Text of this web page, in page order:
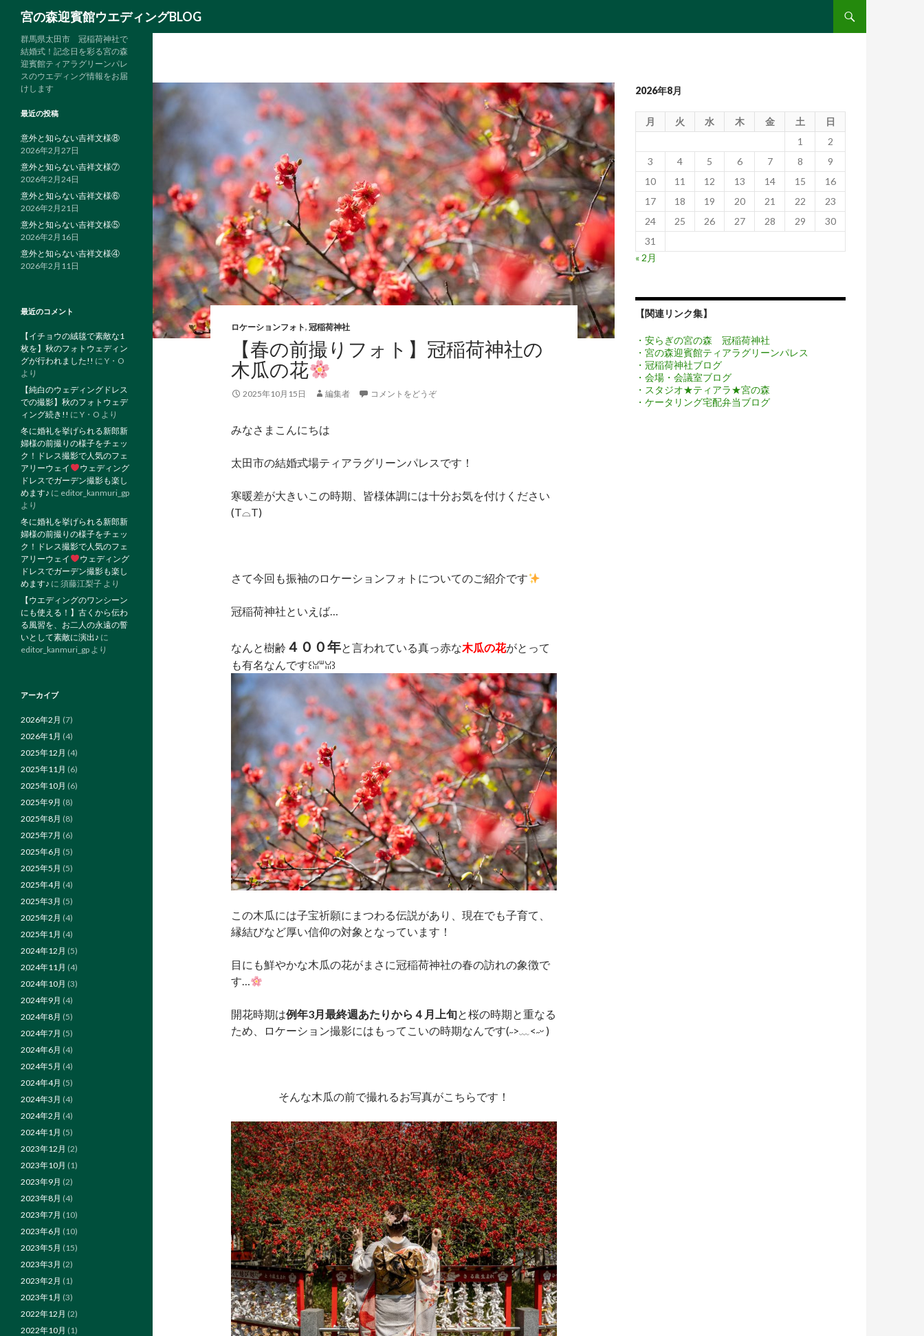
宮の森迎賓館ウエディングBLOG
ロケーションフォト, 冠稲荷神社
【春の前撮りフォト】冠稲荷神社の
木瓜の花
2025年10月15日 編集者 コメントをどうぞ
みなさまこんにちは
太田市の結婚式場ティアラグリーンパレスです！
寒暖差が大きいこの時期、皆様体調には十分お気を付けください
(T⌓T)
さて今回も振袖のロケーションフォトについてのご紹介です
冠稲荷神社といえば…
なんと樹齢 ４００年と言われている真っ赤な木瓜の花がとって
も有名なんです꒰ꈍ⁠ᐜ⁠ꈍ⁠꒱
この木瓜には子宝祈願にまつわる伝説があり、現在でも子育て、
縁結びなど厚い信仰の対象となっています！
目にも鮮やかな木瓜の花がまさに冠稲荷神社の春の訪れの象徴で
す…
開花時期は例年3月最終週あたりから４月上旬と桜の時期と重なる
ため、ロケーション撮影にはもってこいの時期なんです(˶>﹏<˶ᵕ )
そんな木瓜の前で撮れるお写真がこちらです！
2026年8月
月 火 水 木 金 土
日
1
2
3
4 5 6 7 8
9
10
11 12 13 14 15
16
17
18 19 20 21 22
23
24
25 26 27 28 29
30
31
« 2月
【関連リンク集】
・安らぎの宮の森 冠稲荷神社
・宮の森迎賓館ティアラグリーンパレス
・冠稲荷神社ブログ
・会場・会議室ブログ
・スタジオ★ティアラ★宮の森
・ケータリング宅配弁当ブログ
群馬県太田市 冠稲荷神社で
結婚式！記念日を彩る宮の森
迎賓館ティアラグリーンパレ
スのウエディング情報をお届
けします
最近の投稿
意外と知らない吉祥文様⑧
2026年2月27日
意外と知らない吉祥文様⑦
2026年2月24日
意外と知らない吉祥文様⑥
2026年2月21日
意外と知らない吉祥文様⑤
2026年2月16日
意外と知らない吉祥文様④
2026年2月11日
最近のコメント
【イチョウの絨毯で素敵な1
枚を】秋のフォトウェディン
グが行われました!! に Y・O
より
【純白のウェディングドレス
での撮影】秋のフォトウェデ
ィング続き!! に Y・O より
冬に婚礼を挙げられる新郎新
婦様の前撮りの様子をチェッ
ク！ドレス撮影で人気のフェ
アリーウェイ
ウェディング
ドレスでガーデン撮影も楽し
めます♪ に editor_kanmuri_gp
より
冬に婚礼を挙げられる新郎新
婦様の前撮りの様子をチェッ
ク！ドレス撮影で人気のフェ
アリーウェイ
ウェディング
ドレスでガーデン撮影も楽し
めます♪ に 須藤江梨子 より
【ウエディングのワンシーン
にも使える！】古くから伝わ
る風習を、お二人の永遠の誓
いとして素敵に演出♪ に
editor_kanmuri_gp より
アーカイブ
2026年2月 (7)
2026年1月 (4)
2025年12月 (4)
2025年11月 (6)
2025年10月 (6)
2025年9月 (8)
2025年8月 (8)
2025年7月 (6)
2025年6月 (5)
2025年5月 (5)
2025年4月 (4)
2025年3月 (5)
2025年2月 (4)
2025年1月 (4)
2024年12月 (5)
2024年11月 (4)
2024年10月 (3)
2024年9月 (4)
2024年8月 (5)
2024年7月 (5)
2024年6月 (4)
2024年5月 (4)
2024年4月 (5)
2024年3月 (4)
2024年2月 (4)
2024年1月 (5)
2023年12月 (2)
2023年10月 (1)
2023年9月 (2)
2023年8月 (4)
2023年7月 (10)
2023年6月 (10)
2023年5月 (15)
2023年3月 (2)
2023年2月 (1)
2023年1月 (3)
2022年12月 (2)
2022年10月 (1)